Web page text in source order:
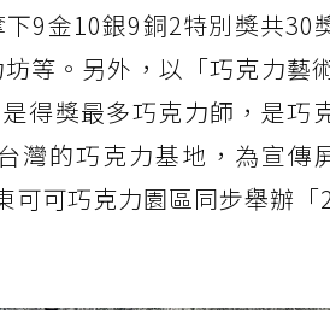
9金10銀9銅2特別獎共30
等。另外，以「巧克力藝
得獎最多巧克力師，是巧
灣的巧克力基地，為宣傳
可巧克力園區同步舉辦「